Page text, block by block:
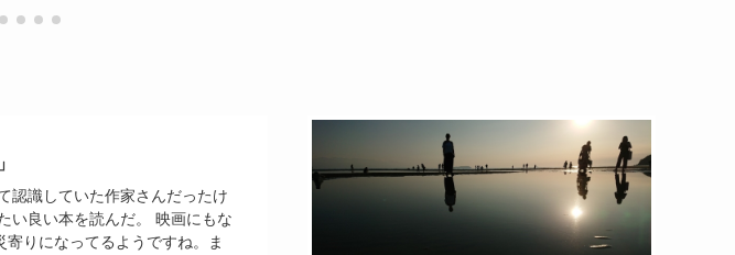
認識していた作家さんだったけ
い良い本を読んだ。 映画にもな
りになってるようですね。ま